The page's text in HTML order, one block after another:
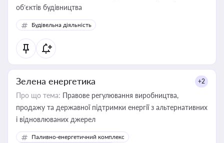
об’єктів будівництва
Будівельна діяльність
Зелена енергетика +2
Про що тема: Правове регулювання виробництва,
продажу та державної підтримки енергії з альтернативних
і відновлюваних джерел
Паливно-енергетичний комплекс